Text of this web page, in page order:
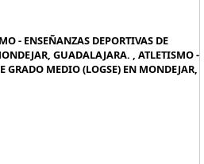
- ENSEÑANZAS DEPORTIVAS DE
GUADALAJARA. , ATLETISMO -
GRADO MEDIO (LOGSE) EN MONDEJAR,